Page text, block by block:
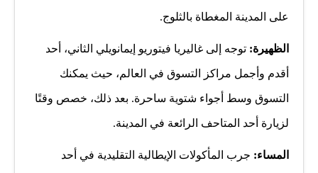
على المدينة المغطاة بالثلوج.
الظهيرة: توجه إلى غاليريا فيتوريو إيمانويلي الثاني، أحد
أقدم وأجمل مراكز التسوق في العالم، حيث يمكنك
التسوق وسط أجواء شتوية ساحرة. بعد ذلك، خصص وقتًا
لزيارة أحد المتاحف الرائعة في المدينة.
المساء: جرب المأكولات الإيطالية التقليدية في أحد